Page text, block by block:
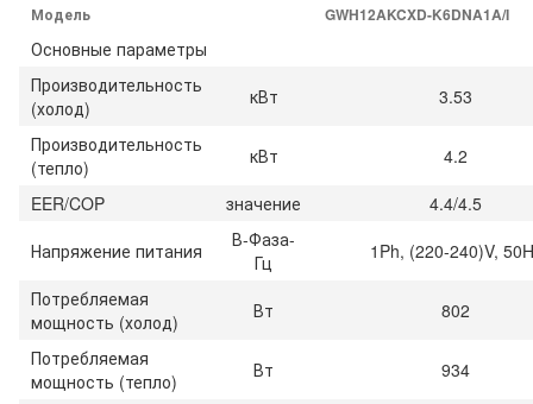
Модель GWH12AKCXD-K6DNA1A/I
Основные параметры
Производительность
(холод)
кВт
3.53
Производительность
(тепло)
кВт
4.2
EER/COP
значение
4.4/4.5
Напряжение питания
В-Фаза-
Гц
1Ph, (220-240)V,
Потребляемая
мощность (холод)
Вт
802
Потребляемая
мощность (тепло)
Вт
934